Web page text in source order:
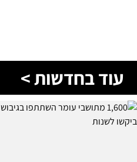
עוד בחדשות >